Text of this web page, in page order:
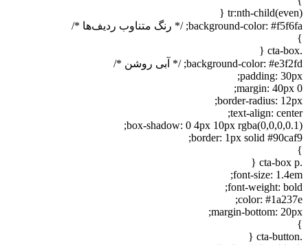
tr:nth-child(even) {
background-color: #f5f6fa; /* رنگ متناوب ردیف‌ها */
}
.cta-box {
background-color: #e3f2fd; /* آبی روشن */
padding: 30px;
margin: 40px 0;
border-radius: 12px;
text-align: center;
box-shadow: 0 4px 10px rgba(0,0,0,0.1);
border: 1px solid #90caf9;
}
.cta-box p {
font-size: 1.4em;
font-weight: bold;
color: #1a237e;
margin-bottom: 20px;
}
.cta-button {